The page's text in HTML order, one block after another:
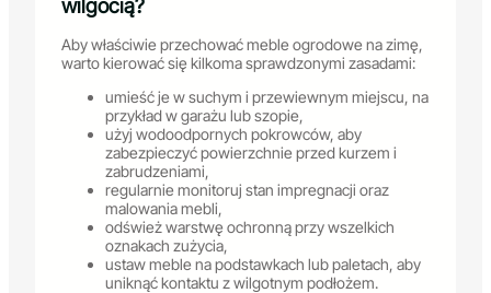
wilgocią?
Aby właściwie przechować meble ogrodowe na zimę,
warto kierować się kilkoma sprawdzonymi zasadami:
umieść je w suchym i przewiewnym miejscu, na
przykład w garażu lub szopie,
użyj wodoodpornych pokrowców, aby
zabezpieczyć powierzchnie przed kurzem i
zabrudzeniami,
regularnie monitoruj stan impregnacji oraz
malowania mebli,
odśwież warstwę ochronną przy wszelkich
oznakach zużycia,
ustaw meble na podstawkach lub paletach, aby
uniknąć kontaktu z wilgotnym podłożem.